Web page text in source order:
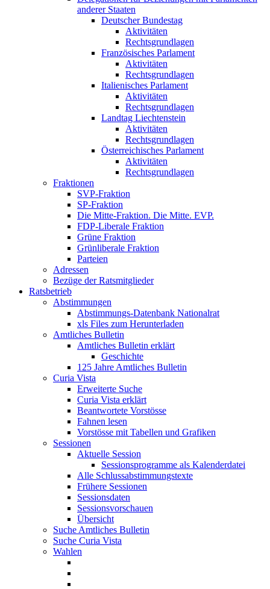
anderer Staaten
Deutscher Bundestag
Aktivitäten
Rechtsgrundlagen
Französisches Parlament
Aktivitäten
Rechtsgrundlagen
Italienisches Parlament
Aktivitäten
Rechtsgrundlagen
Landtag Liechtenstein
Aktivitäten
Rechtsgrundlagen
Österreichisches Parlament
Aktivitäten
Rechtsgrundlagen
Fraktionen
SVP-Fraktion
SP-Fraktion
Die Mitte-Fraktion. Die Mitte. EVP.
FDP-Liberale Fraktion
Grüne Fraktion
Grünliberale Fraktion
Parteien
Adressen
Bezüge der Ratsmitglieder
Ratsbetrieb
Abstimmungen
Abstimmungs-Datenbank Nationalrat
xls Files zum Herunterladen
Amtliches Bulletin
Amtliches Bulletin erklärt
Geschichte
125 Jahre Amtliches Bulletin
Curia Vista
Erweiterte Suche
Curia Vista erklärt
Beantwortete Vorstösse
Fahnen lesen
Vorstösse mit Tabellen und Grafiken
Sessionen
Aktuelle Session
Sessionsprogramme als Kalenderdatei
Alle Schlussabstimmungstexte
Frühere Sessionen
Sessionsdaten
Sessionsvorschauen
Übersicht
Suche Amtliches Bulletin
Suche Curia Vista
Wahlen